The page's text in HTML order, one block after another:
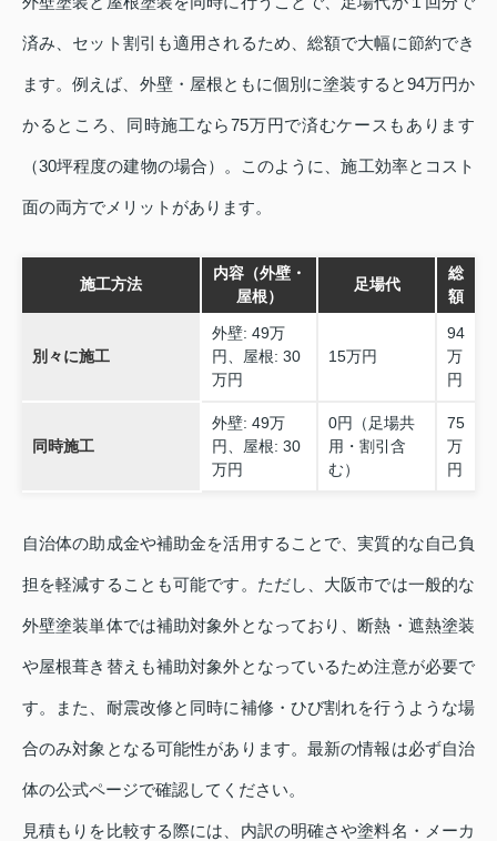
済み、セット割引も適用されるため、総額で大幅に節約でき
ます。例えば、外壁・屋根ともに個別に塗装すると94万円か
かるところ、同時施工なら75万円で済むケースもあります
（30坪程度の建物の場合）。このように、施工効率とコスト
面の両方でメリットがあります。
施工方法
内容（外壁・
屋根）
足場代
総
額
別々に施工
外壁: 49万
円、屋根: 30
万円
15万円
94
万
円
同時施工
外壁: 49万
円、屋根: 30
万円
0円（足場共
用・割引含
む）
75
万
円
自治体の助成金や補助金を活用することで、実質的な自己負
担を軽減することも可能です。ただし、大阪市では一般的な
外壁塗装単体では補助対象外となっており、断熱・遮熱塗装
や屋根葺き替えも補助対象外となっているため注意が必要で
す。また、耐震改修と同時に補修・ひび割れを行うような場
合のみ対象となる可能性があります。最新の情報は必ず自治
体の公式ページで確認してください。
見積もりを比較する際には、内訳の明確さや塗料名・メーカ